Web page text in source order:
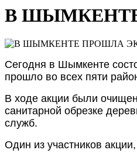
В
Сегодня в Шымкенте
прошло во всех пяти
В ходе акции были
санитарной обрезке
служб.
Один из участников